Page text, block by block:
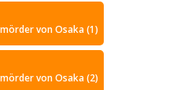
von Osaka (1)
von Osaka (2)